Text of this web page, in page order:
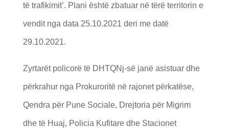
të trafikimit’. Plani është zbatuar në tërë territorin e
vendit nga data 25.10.2021 deri me datë
29.10.2021.
Zyrtarët policorë të DHTQNj-së janë asistuar dhe
përkrahur nga Prokuroritë në rajonet përkatëse,
Qendra për Pune Sociale, Drejtoria për Migrim
dhe të Huaj, Policia Kufitare dhe Stacionet